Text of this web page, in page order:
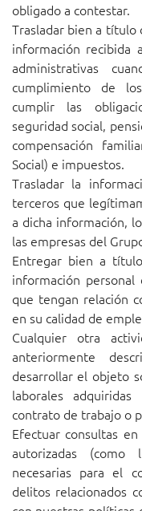
obligado a contestar.
Trasladar bien a título
información recibida
administrativas
cumplimiento de
cumplir las
seguridad social,
compensación
Social) e impuestos.
Trasladar la
terceros que
a dicha información,
las empresas del
Entregar bien a
información
que tengan relación
en su calidad de
Cualquier otra
anteriormente
desarrollar el objeto
laborales
contrato de trabajo o
Efectuar consultas
autorizadas (como
necesarias para el
delitos relacionados